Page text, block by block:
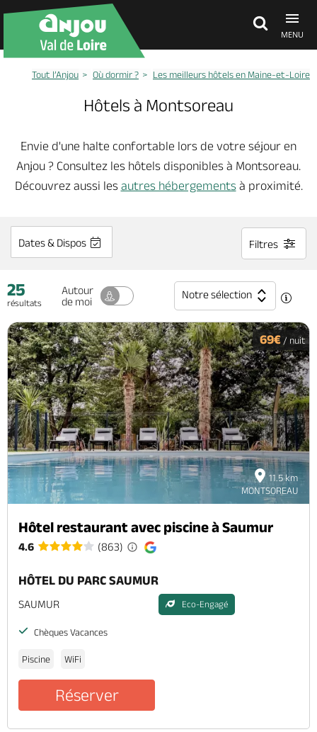
MENU
Découvrir
Agenda
Dormir, manger
Billetterie en ligne
Brochures & Cartes Offices de tourisme Comment venir ? Ecrivez-nous
Tout l’Anjou Où dormir ? Les meilleurs hôtels en Maine-et-Loire
Hôtels à Montsoreau
Envie d'une halte confortable lors de votre séjour en
Anjou ? Consultez les hôtels disponibles à Montsoreau.
Découvrez aussi les autres hébergementsà proximité.
Dates & Dispos Filtres
25
résultats
Autour
de moi
Notre sélection
11.5 km
MONTSOREAU
69€ / nuit
Hôtel restaurant avec piscine à Saumur
4.6 (863)
HÔTEL DU PARC SAUMUR
SAUMUR Eco-Engagé
Chèques Vacances
Piscine WiFi
Réserver